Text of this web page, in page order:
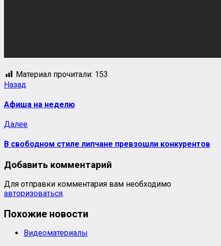
Материал прочитали: 153
Назад
Афиша на неделю
Далее
В свободном стиле липчане превзошли конкурентов
Добавить комментарий
Для отправки комментария вам необходимо
авторизоваться.
Похожие новости
Видеоматериалы